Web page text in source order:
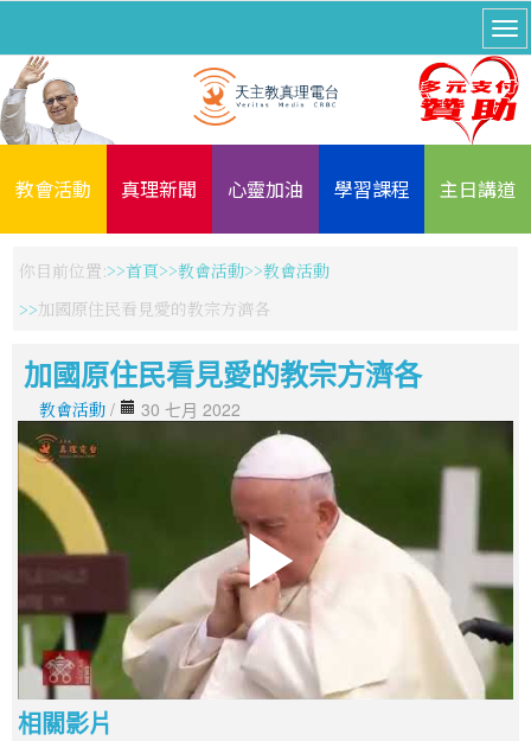
教會活動 真理新聞 心靈加油 學習課程 主日講道
你目前位置: 首頁 教會活動
教會活動
加國原住民看見愛的教宗方濟各
加國原住民看見愛的教宗方濟各
教會活動 / 30 七月 2022
相關影片